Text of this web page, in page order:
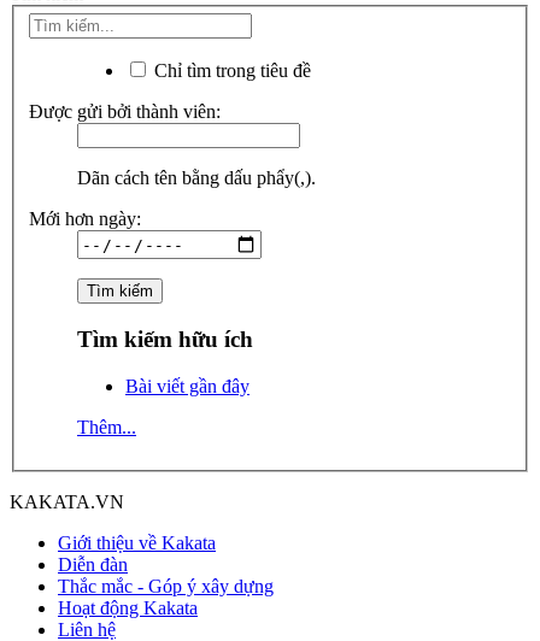
Chỉ tìm trong tiêu đề
Được gửi bởi thành viên:
Dãn cách tên bằng dấu phẩy(,).
Mới hơn ngày:
Tìm kiếm hữu ích
Bài viết gần đây
Thêm...
KAKATA.VN
Giới thiệu về Kakata
Diễn đàn
Thắc mắc - Góp ý xây dựng
Hoạt động Kakata
Liên hệ